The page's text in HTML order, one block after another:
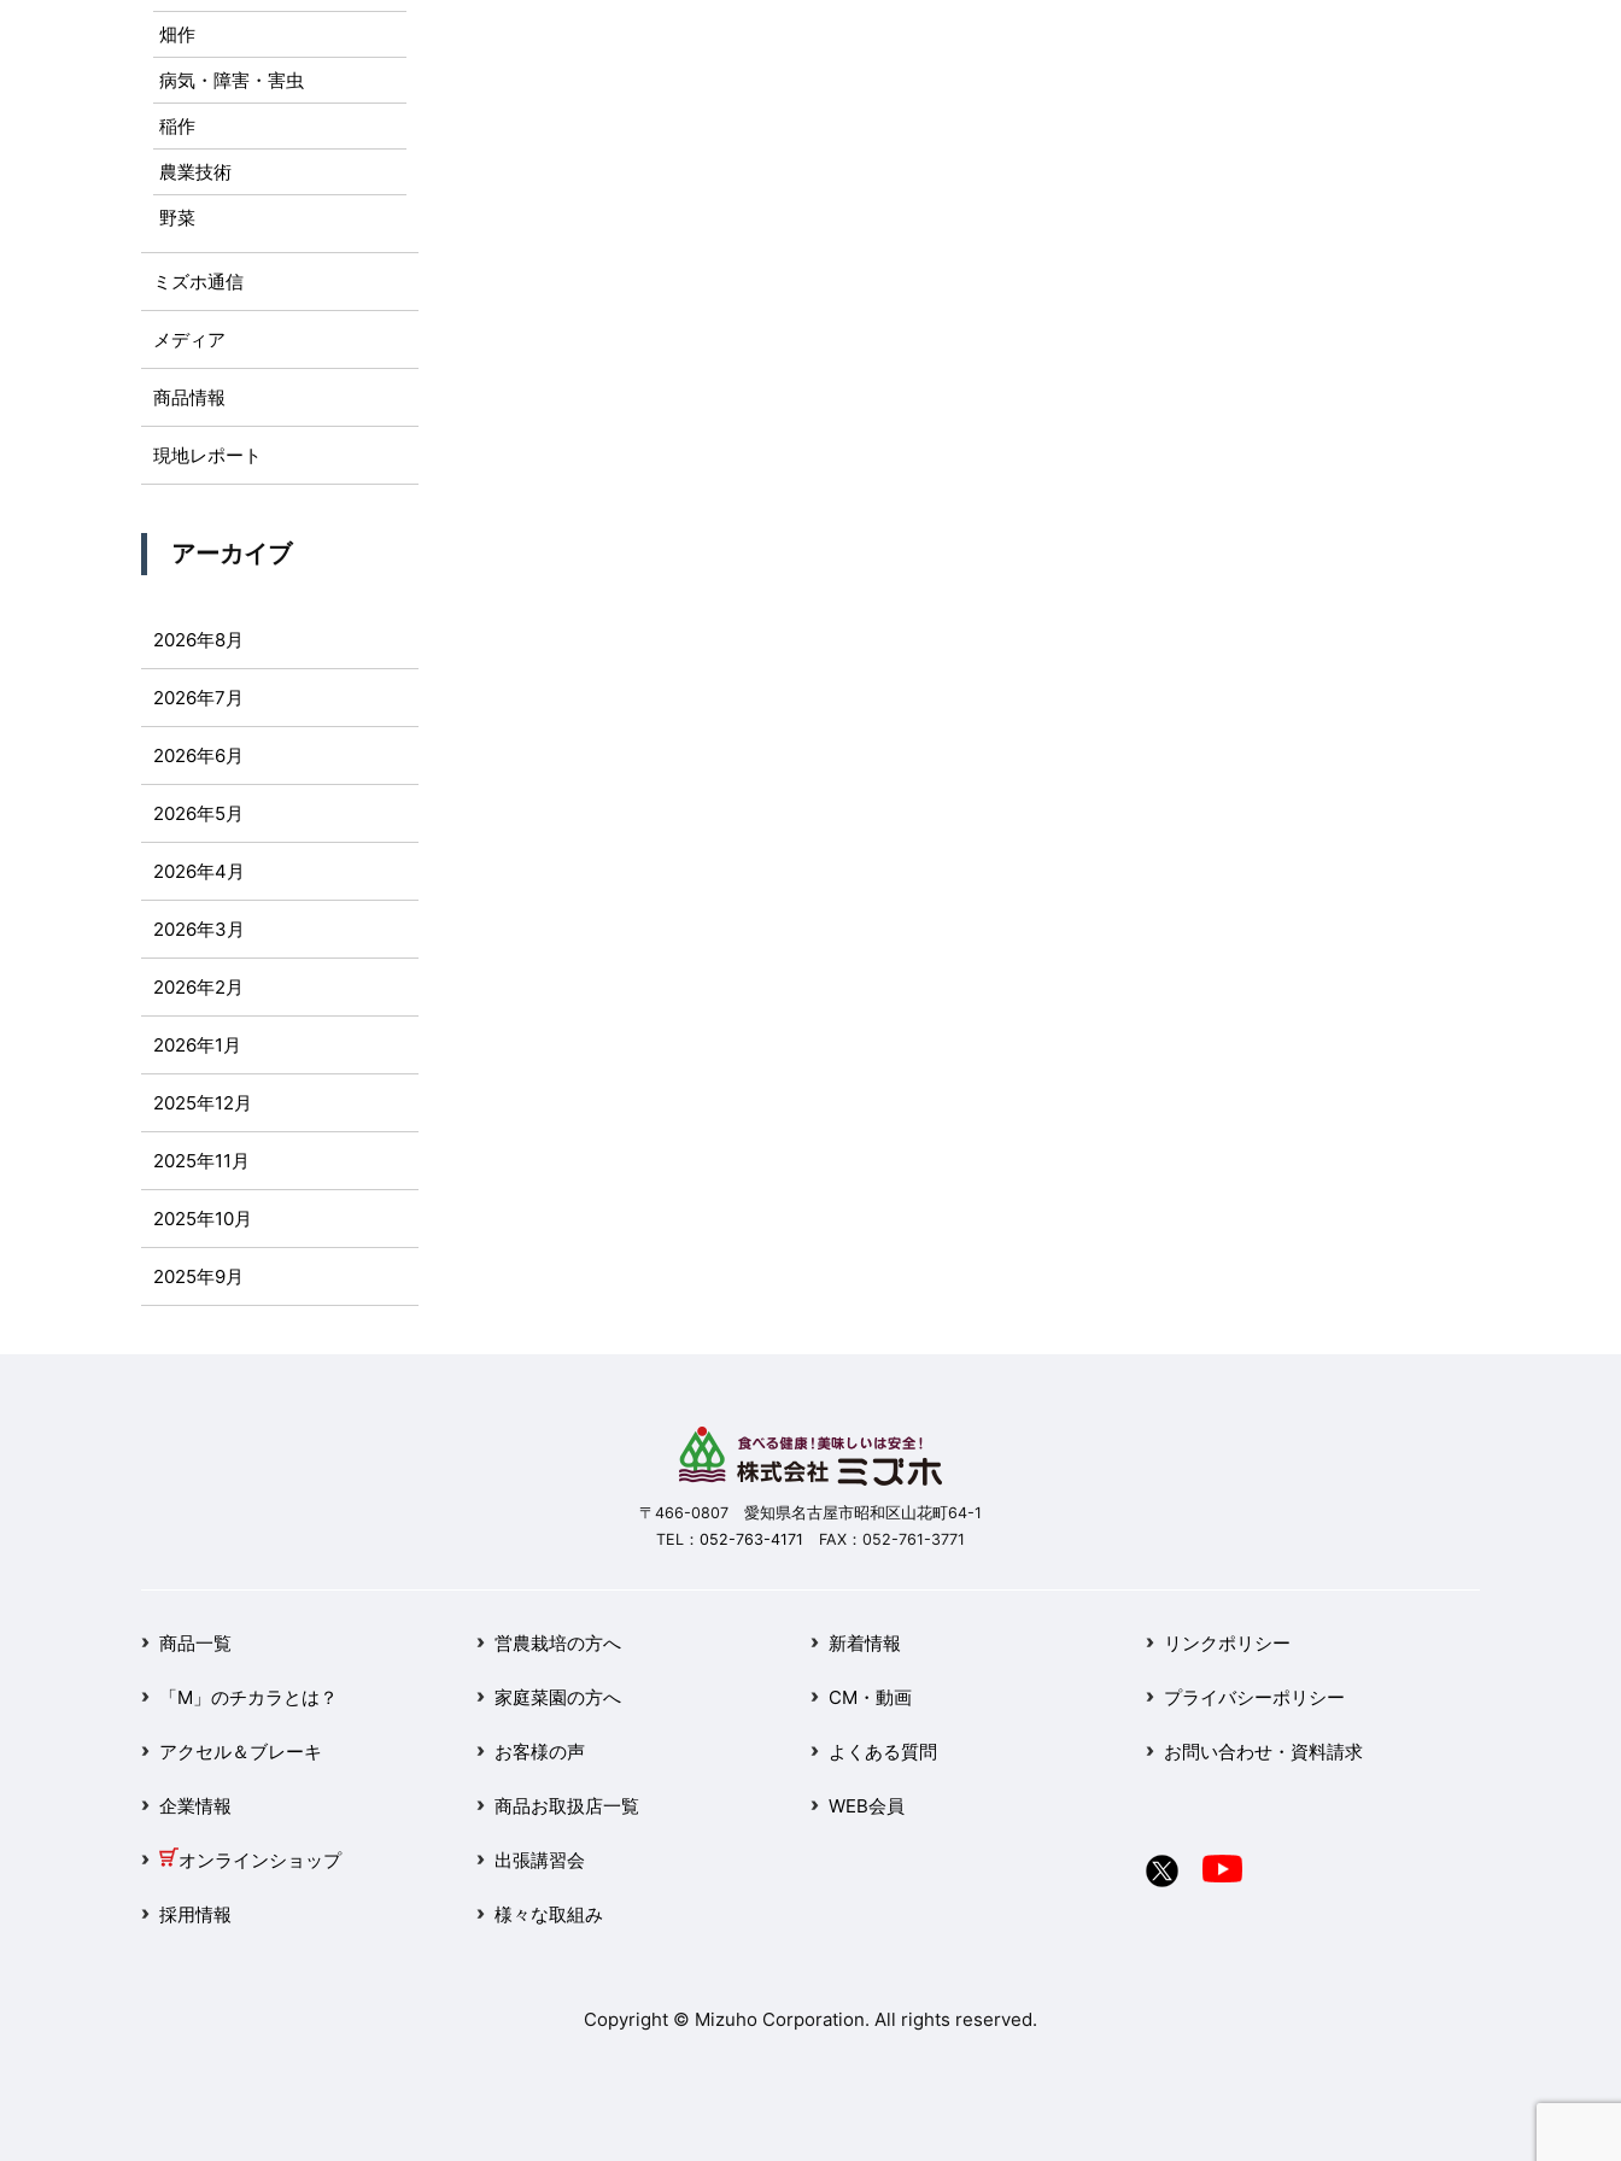
畑作
病気・障害・害虫
稲作
農業技術
野菜
ミズホ通信
メディア
商品情報
現地レポート
アーカイブ
2026年8月
2026年7月
2026年6月
2026年5月
2026年4月
2026年3月
2026年2月
2026年1月
2025年12月
2025年11月
2025年10月
2025年9月
2025年1月
2024年12月
2024年11月
2024年10月
〒466-0807 愛知県名古屋市昭和区山花町64-1
TEL： 052-763-4171 FAX：052-761-3771
商品一覧
「M」のチカラとは？
アクセル＆ブレーキ
企業情報
オンラインショップ
採用情報
営農栽培の方へ
家庭菜園の方へ
お客様の声
商品お取扱店一覧
出張講習会
様々な取組み
新着情報
CM・動画
よくある質問
WEB会員
リンクポリシー
プライバシーポリシー
お問い合わせ・資料請求
Copyright © Mizuho Corporation. All rights reserved.